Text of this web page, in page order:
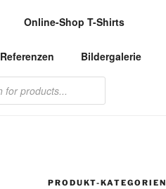
Online-Shop T-Shirts
Referenzen Bildergalerie
PRODUKT-KATEGORIEN